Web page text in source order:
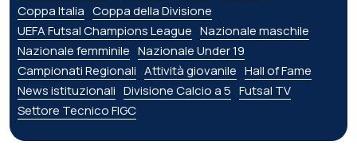
Coppa Italia Coppa della Divisione
UEFA Futsal Champions League Nazionale maschile
Nazionale femminile Nazionale Under 19
Campionati Regionali Attività giovanile Hall of Fame
News istituzionali Divisione Calcio a 5 Futsal TV
Settore Tecnico FIGC